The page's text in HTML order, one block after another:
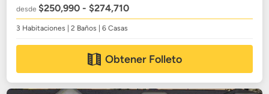
desde$250,990 - $274,710
3 Habitaciones | 2 Baños | 6 Casas
Obtener Folleto